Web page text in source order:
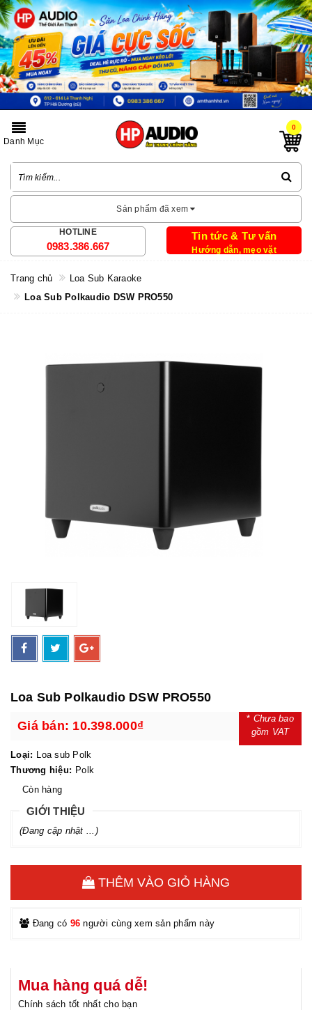
0
Danh Mục
Sản phẩm đã xem
HOTLINE
0983.386.667
Tin tức & Tư vấn
Hướng dẫn, mẹo vặt
Trang chủ
Loa Sub Karaoke
Loa Sub Polkaudio DSW PRO550
Loa Sub Polkaudio DSW PRO550
Giá bán: 10.398.000₫
* Chưa bao
gồm VAT
Loại:
Loa sub Polk
Thương hiệu: Polk
Còn hàng
GIỚI THIỆU
(Đang cập nhật ...)
THÊM VÀO GIỎ HÀNG
Đang có 96 người cùng xem sản phẩm này
Mua hàng quá dễ!
Chính sách tốt nhất cho bạn